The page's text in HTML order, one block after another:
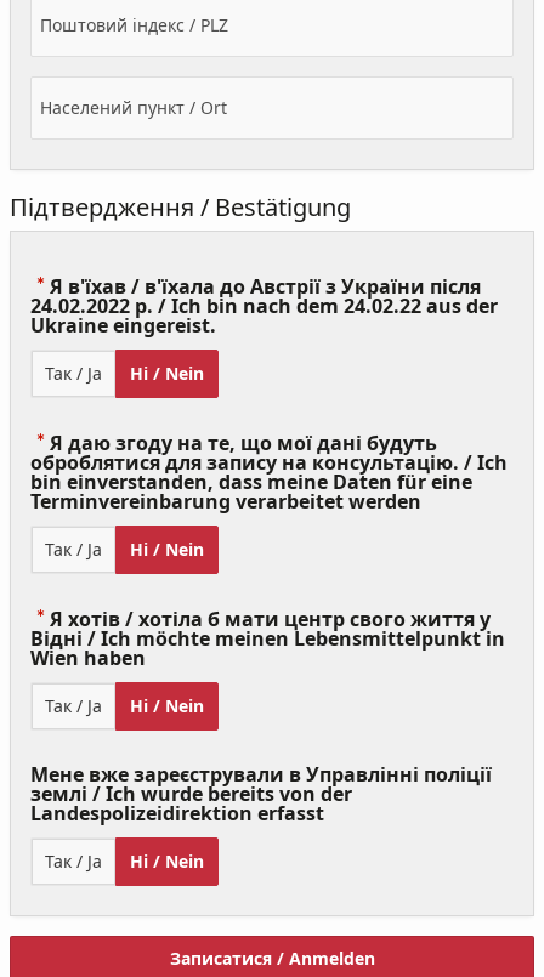
Поштовий індекс / PLZ
Населений пункт / Ort
Підтвердження / Bestätigung
Я в'їхав / в'їхала до Австрії з України після
24.02.2022 р. / Ich bin nach dem 24.02.22 aus der
Ukraine eingereist.
Required)
Так / Ja Ні / Nein
Я даю згоду на те, що мої дані будуть
оброблятися для запису на консультацію. / Ich
bin einverstanden, dass meine Daten für eine
Terminvereinbarung verarbeitet werden
Так / Ja Ні / Nein
Я хотів / хотіла б мати центр свого життя у
Відні / Ich möchte meinen Lebensmittelpunkt in
Wien haben
Required)
Так / Ja Ні / Nein
Мене вже зареєстрували в Управлінні поліції
землі / Ich wurde bereits von der
Landespolizeidirektion erfasst
Так / Ja Ні / Nein
Записатися / Anmelden